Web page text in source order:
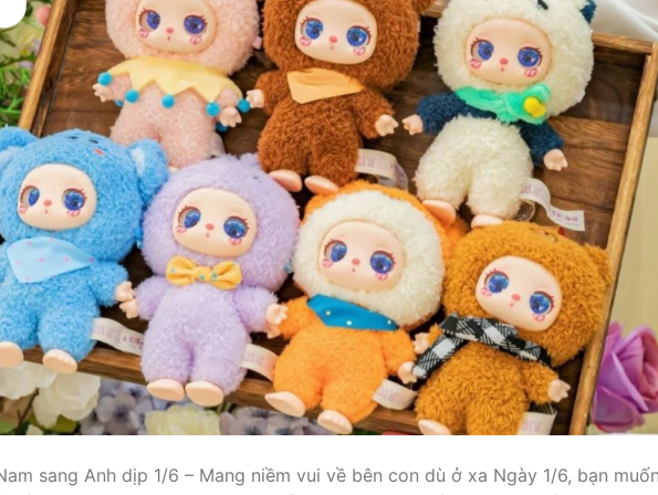
sang Anh dịp 1/6 – Mang niềm vui về bên con dù ở xa Ngày 1/6, bạn